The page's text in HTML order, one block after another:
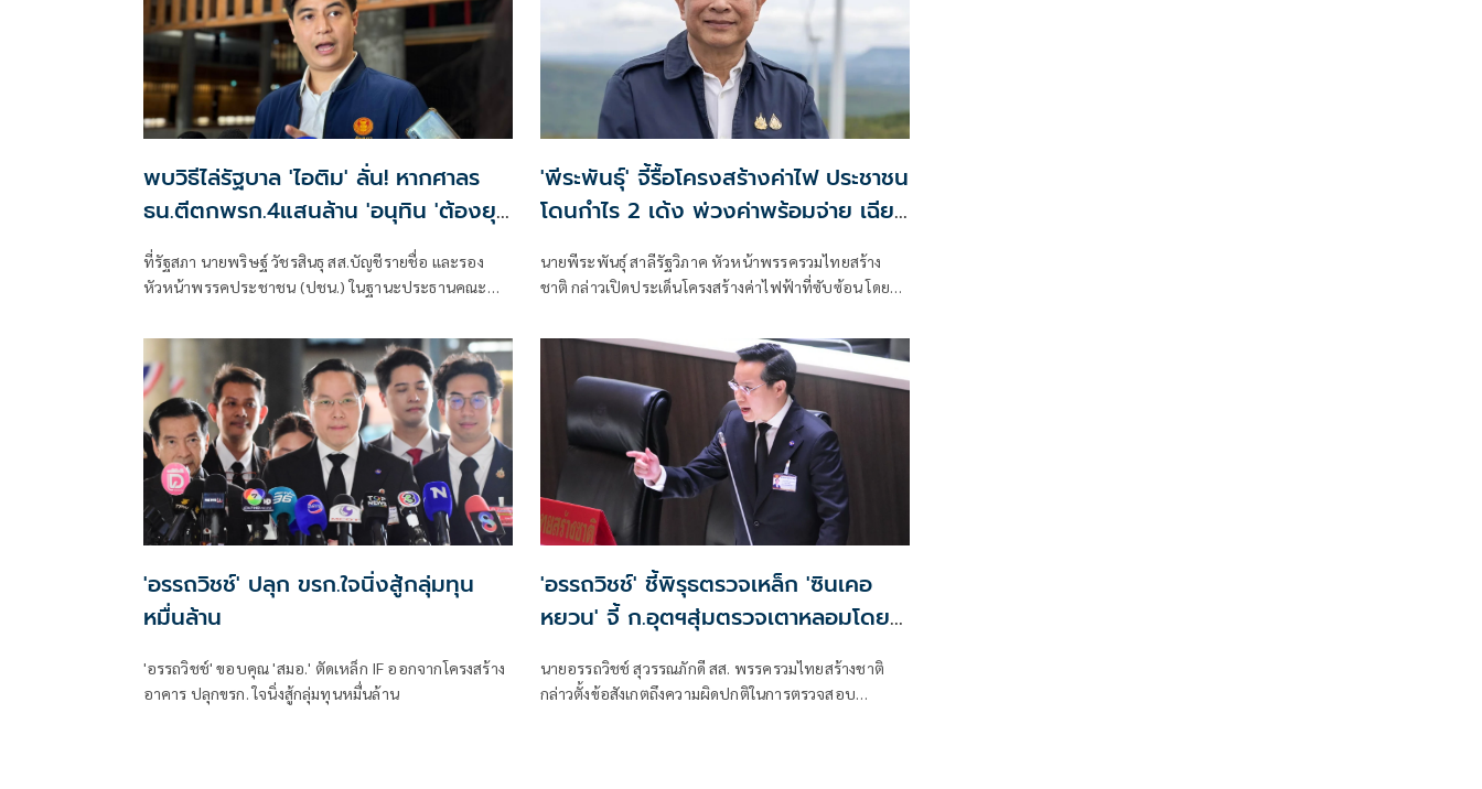
พบวิธีไล่รัฐบาล 'ไอติม' ลั่น! หากศาลร
ธน.ตีตกพรก.4แสนล้าน 'อนุทิน 'ต้องยุบ
สภา-ลาออก
ที่รัฐสภา นายพริษฐ์ วัชรสินธุ สส.บัญชีรายชื่อ และรอง
หัวหน้าพรรคประชาชน (ปชน.) ในฐานะประธานคณะ
'พีระพันธุ์' จี้รื้อโครงสร้างค่าไฟ ประชาชน
โดนกำไร 2 เด้ง พ่วงค่าพร้อมจ่าย เฉียด
นายพีระพันธุ์ สาลีรัฐวิภาค หัวหน้าพรรครวมไทยสร้าง
ชาติ กล่าวเปิดประเด็นโครงสร้างค่าไฟฟ้าที่ซับซ้อน โดย
อยู่หลายชั้น และสุดท้ายภาระทั้งหมดตกอยู่ที่ประชาชน
'อรรถวิชช์' ปลุก ขรก.ใจนิ่งสู้กลุ่มทุน
หมื่นล้าน
'อรรถวิชช์' ขอบคุณ 'สมอ.' ตัดเหล็ก IF ออกจากโครงสร้าง
อาคาร ปลุกขรก. ใจนิ่งสู้กลุ่มทุนหมื่นล้าน
'อรรถวิชช์' ชี้พิรุธตรวจเหล็ก 'ซินเคอ
หยวน' จี้ ก.อุตฯสุ่มตรวจเตาหลอมโดย
นายอรรถวิชช์ สุวรรณภักดี สส. พรรครวมไทยสร้างชาติ
กล่าวตั้งข้อสังเกตถึงความผิดปกติในการตรวจสอบ